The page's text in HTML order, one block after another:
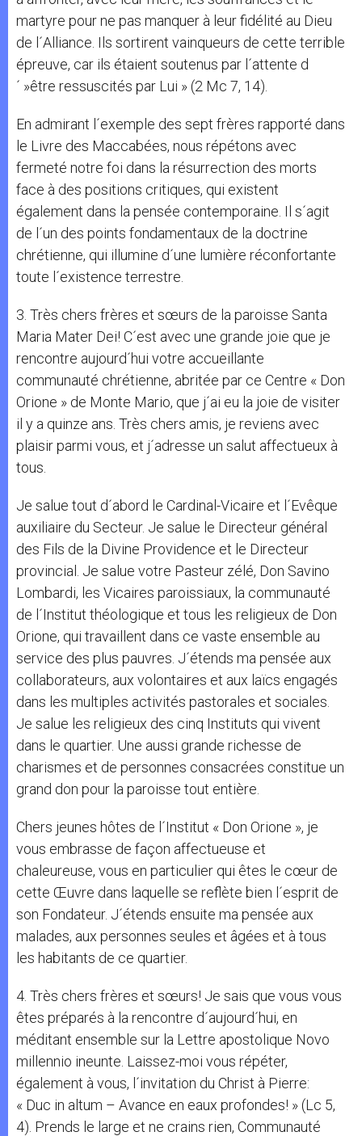
martyre pour ne pas manquer à leur fidélité au Dieu
de l´Alliance. Ils sortirent vainqueurs de cette terrible
épreuve, car ils étaient soutenus par l´attente d
´ »être ressuscités par Lui » (2 Mc 7, 14).
En admirant l´exemple des sept frères rapporté dans
le Livre des Maccabées, nous répétons avec
fermeté notre foi dans la résurrection des morts
face à des positions critiques, qui existent
également dans la pensée contemporaine. Il s´agit
de l´un des points fondamentaux de la doctrine
chrétienne, qui illumine d´une lumière réconfortante
toute l´existence terrestre.
3. Très chers frères et sœurs de la paroisse Santa
Maria Mater Dei! C´est avec une grande joie que je
rencontre aujourd´hui votre accueillante
communauté chrétienne, abritée par ce Centre « Don
Orione » de Monte Mario, que j´ai eu la joie de visiter
il y a quinze ans. Très chers amis, je reviens avec
plaisir parmi vous, et j´adresse un salut affectueux à
tous.
Je salue tout d´abord le Cardinal-Vicaire et l´Evêque
auxiliaire du Secteur. Je salue le Directeur général
des Fils de la Divine Providence et le Directeur
provincial. Je salue votre Pasteur zélé, Don Savino
Lombardi, les Vicaires paroissiaux, la communauté
de l´Institut théologique et tous les religieux de Don
Orione, qui travaillent dans ce vaste ensemble au
service des plus pauvres. J´étends ma pensée aux
collaborateurs, aux volontaires et aux laïcs engagés
dans les multiples activités pastorales et sociales.
Je salue les religieux des cinq Instituts qui vivent
dans le quartier. Une aussi grande richesse de
charismes et de personnes consacrées constitue un
grand don pour la paroisse tout entière.
Chers jeunes hôtes de l´Institut « Don Orione », je
vous embrasse de façon affectueuse et
chaleureuse, vous en particulier qui êtes le cœur de
cette Œuvre dans laquelle se reflète bien l´esprit de
son Fondateur. J´étends ensuite ma pensée aux
malades, aux personnes seules et âgées et à tous
les habitants de ce quartier.
4. Très chers frères et sœurs! Je sais que vous vous
êtes préparés à la rencontre d´aujourd´hui, en
méditant ensemble sur la Lettre apostolique Novo
millennio ineunte. Laissez-moi vous répéter,
également à vous, l´invitation du Christ à Pierre:
« Duc in altum – Avance en eaux profondes! » (Lc 5,
4). Prends le large et ne crains rien, Communauté